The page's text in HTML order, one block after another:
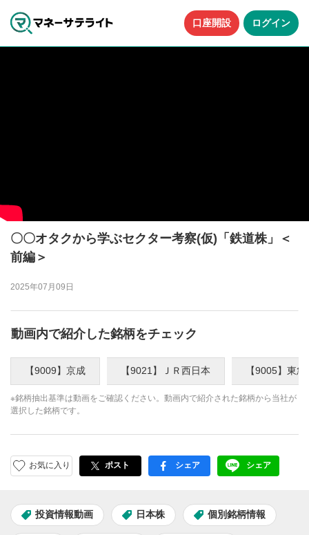
口座開設 ログイン
〇〇オタクから学ぶセクター考察(仮)「鉄道株」＜
前編＞
2025年07月09日
動画内で紹介した銘柄をチェック
【9009】京成 【9021】ＪＲ西日本 【9005】東急
※銘柄抽出基準は動画をご確認ください。動画内で紹介された銘柄から当社が
選択した銘柄です。
お気に入り ポスト facebook
シェア LINE
シェア
投資情報動画 日本株 個別銘柄情報